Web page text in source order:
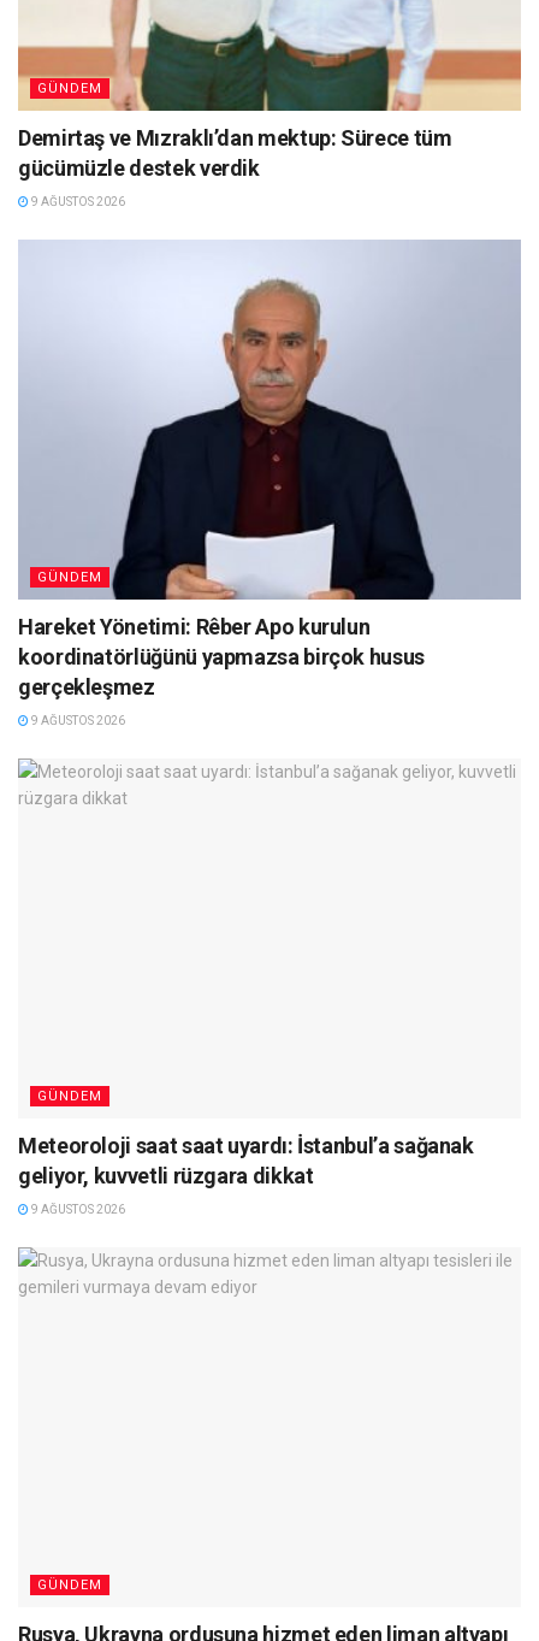
GÜNDEM
Demirtaş ve Mızraklı’dan mektup: Sürece tüm
gücümüzle destek verdik
9 AĞUSTOS 2026
GÜNDEM
Hareket Yönetimi: Rêber Apo kurulun
koordinatörlüğünü yapmazsa birçok husus
gerçekleşmez
9 AĞUSTOS 2026
GÜNDEM
Meteoroloji saat saat uyardı: İstanbul’a sağanak
geliyor, kuvvetli rüzgara dikkat
9 AĞUSTOS 2026
GÜNDEM
Rusya, Ukrayna ordusuna hizmet eden liman altyapı